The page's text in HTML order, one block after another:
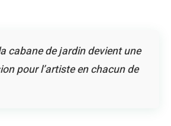
cabane de jardin devient une
pour l’artiste en chacun de